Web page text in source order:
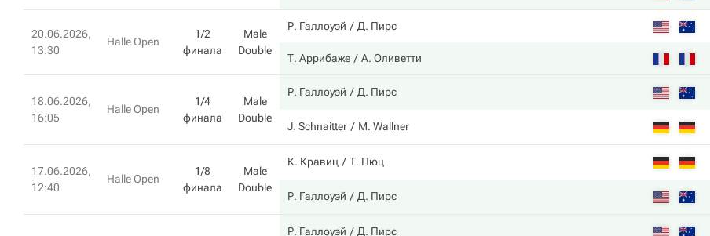
20.06.2026,
13:30
Halle Open
1/2
финала
Male
Double
Р. Галлоуэй Д. Пирс
Т. Аррибаже А. Оливетти
18.06.2026,
16:05
Halle Open
1/4
финала
Male
Double
Р. Галлоуэй Д. Пирс
J. Schnaitter M. Wallner
17.06.2026,
12:40
Halle Open
1/8
финала
Male
Double
К. Кравиц Т. Пюц
Р. Галлоуэй Д. Пирс
Р. Галлоуэй Д. Пирс